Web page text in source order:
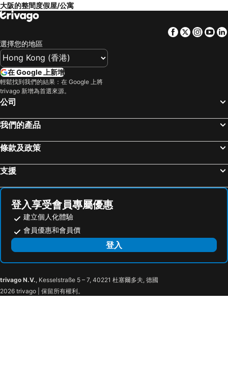
Primavera Namba Minami
Tomo Tsuruhashi Guesthouse
Noyado Uehonmachi
BON Osaka West
HOTEL AARON通天東
Maru House - Hostel
Sakura Sands Hotel
Comforts81 Shinsaibashi
Apartment Hotel 11 Namba Minami Shin-Imamiya II
Rlis House Osaka Domecity
Locanda Shin-Osaka
Apartment Hotel 11 Tsutenkaku
Alita Clover Heights
Apartment Hotel 11 Shinsaibashi Amemura
MONTANA WING YEBISU
Apartment Hotel 11 Namba Motomachi
Osaka house sinkan
New construction Sameday reservation up to 4 p - RLiS_house ShinOsaka Kita 401 / Osaka Ōsaka
Rufura Fukushima
AiROSE Yodoyabashi なんば-心斎橋エリア
Sweet House Umeda Minami
Apartment Hotel 11 Umeda Kamiyama
Kuretake Inn Osaka Midosuji Hommachi
Axia
大阪的整間度假屋/公寓
Facebook
Twitter
選擇您的地區
在 Google 上新增
輕鬆找到我們的結果：在 Google 上將
trivago 新增為首選來源。
公司
我們的產品
條款及政策
支援
登入享受會員專屬優惠
建立個人化體驗
會員優惠和會員價
登入
trivago N.V., Kesselstraße 5 – 7, 40221 杜塞爾多夫, 德國
2026 trivago | 保留所有權利。